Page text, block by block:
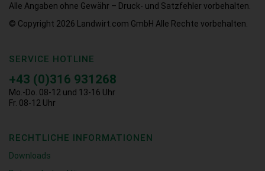
Alle Angaben ohne Gewähr – Druck- und Satzfehler vorbehalten.
© Copyright 2026
Landwirt.com GmbH Alle Rechte vorbehalten.
SERVICE HOTLINE
+43 (0)316 931268
Mo.-Do. 08-12 und 13-16 Uhr
Fr. 08-12 Uhr
RECHTLICHE INFORMATIONEN
Downloads